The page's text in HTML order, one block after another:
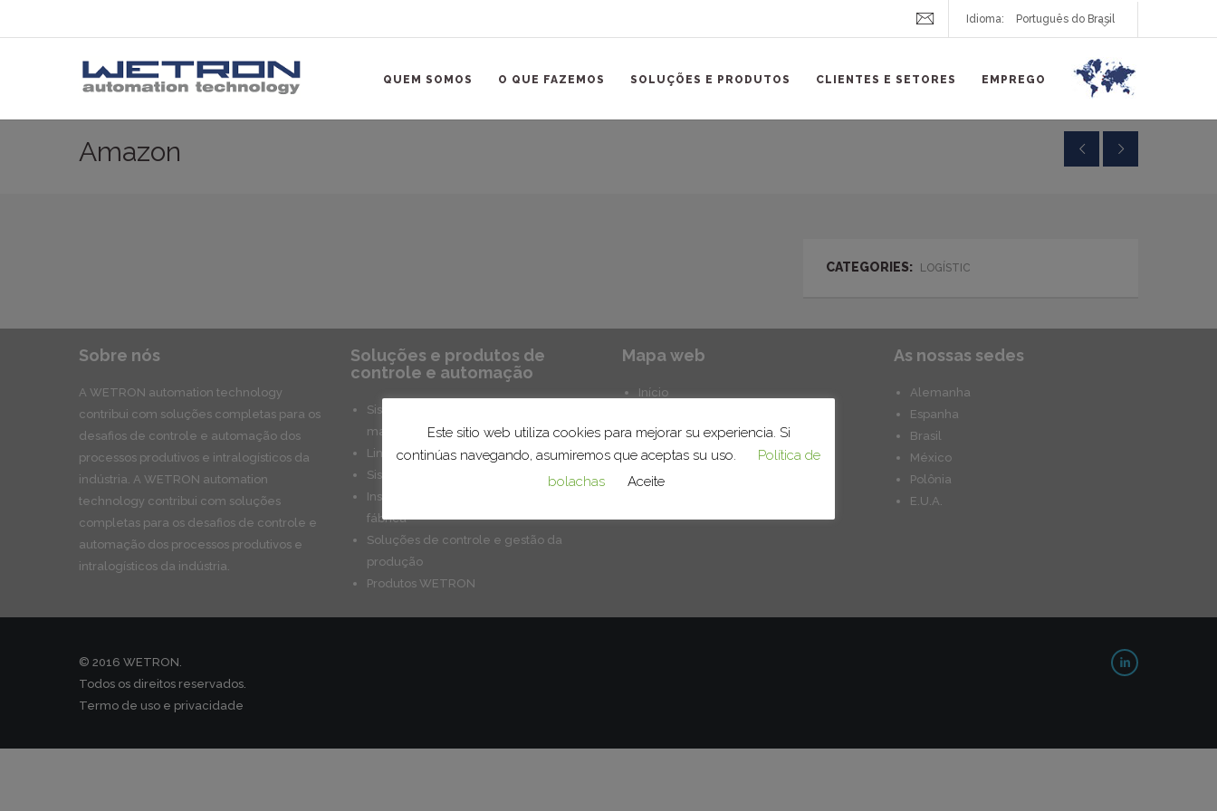
Idioma:
QUEM SOMOS O QUE FAZEMOS SOLUÇÕES E PRODUTOS CLIENTES E SETORES EMPREGO
Amazon
CATEGORIES: LOGÍSTIC
Sobre nós
A WETRON automation technology
contribui com soluções completas para os
desafios de controle e automação dos
processos produtivos e intralogísticos da
indústria. A WETRON automation
technology contribui com soluções
completas para os desafios de controle e
automação dos processos produtivos e
intralogísticos da indústria.
Soluções e produtos de
controle e automação
Sistemas de transportadores para
manutenção e intralogística
Linhas e células robotizadas
Sistemas de tratamento de superfícies
Instalações de infraestruturas de
fábrica
Soluções de controle e gestão da
produção
Produtos WETRON
Mapa web
Início
O QUE FAZEMOS
SOLUÇÕES E PRODUTOS
CLIENTES E SETORES
As nossas sedes
Alemanha
Espanha
Brasil
México
Polônia
E.U.A.
© 2016 WETRON.
Todos os direitos reservados.
Termo de uso e privacidade
Este sitio web utiliza cookies para mejorar su experiencia. Si
continúas navegando, asumiremos que aceptas su uso.
Política de
bolachas
Aceite